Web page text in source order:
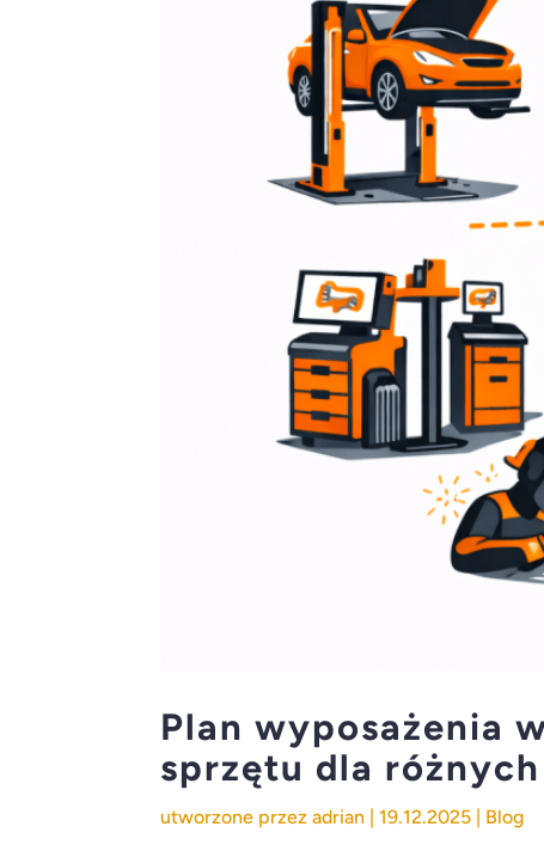
Plan wyposażenia
sprzętu dla
utworzone przezadrian 19.12.2025
Blog